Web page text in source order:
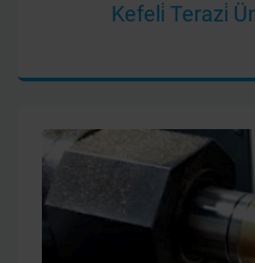
Kefeli̇ Terazi̇